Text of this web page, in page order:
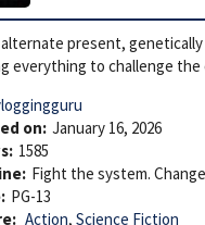
alternate present,
everything to challenge the
on: January 16, 2026
1585
Fight the system.
PG-13
Action, Science Fiction